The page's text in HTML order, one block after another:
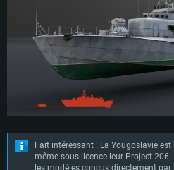
Fait intéressant : La Yougoslavie
même sous licence leur Project
les modèles conçus directement par